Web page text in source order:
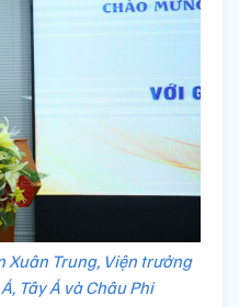
Xuân Trung, Viện trưởng
Tây Á và Châu Phi